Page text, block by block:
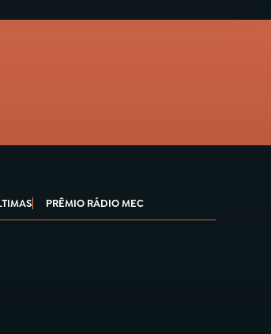
PRÊMIO RÁDIO MEC